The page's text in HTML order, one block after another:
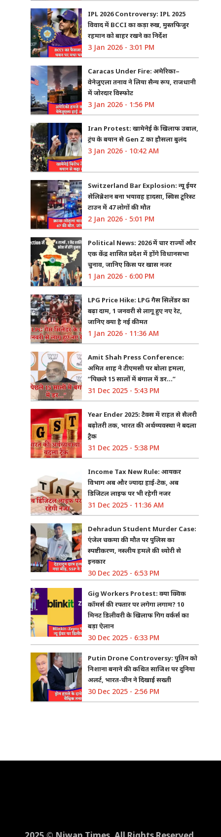
IPL 2026 Controversy: IPL 2025
विवाद में BCCI का कड़ा रुख, मुस्तफिजुर
रहमान को बाहर रखने का निर्देश
3 Jan 2026 - 3:01 PM
Caracas Under Fire: अमेरिका–
वेनेजुएला तनाव ने लिया सैन्य रूप, राजधानी
में जोरदार विस्फोट
3 Jan 2026 - 1:56 PM
Iran Protest: खामेनेई के खिलाफ उबाल,
ट्रंप के बयान से Gen Z का हौसला बुलंद
3 Jan 2026 - 10:42 AM
Switzerland Bar Explosion: न्यू ईयर
सेलिब्रेशन बना भयावह हादसा, स्विस टूरिस्ट
टाउन में 47 लोगों की मौत
2 Jan 2026 - 5:01 PM
Political News: 2026 में चार राज्यों और
एक केंद्र शासित प्रदेश में होंगे विधानसभा
चुनाव, जानिए किस पर खास नजर
1 Jan 2026 - 6:00 PM
LPG Price Hike: LPG गैस सिलेंडर का
बढ़ा दाम, 1 जनवरी से लागू हुए नए रेट,
जानिए क्या है नई कीमत
1 Jan 2026 - 11:36 AM
Amit Shah Press Conference:
अमित शाह ने टीएमसी पर बोला हमला,
“पिछले 15 सालों में बंगाल में डर…”
31 Dec 2025 - 5:43 PM
Year Ender 2025: टैक्स में राहत से सैलरी
बढ़ोतरी तक, भारत की अर्थव्यवस्था ने बदला
ट्रैक
31 Dec 2025 - 5:38 PM
Income Tax New Rule: आयकर
विभाग अब और ज्यादा हाई-टेक, अब
डिजिटल लाइफ पर भी रहेगी नजर
31 Dec 2025 - 11:36 AM
Dehradun Student Murder Case:
एंजेल चकमा की मौत पर पुलिस का
स्पष्टीकरण, नस्लीय हमले की थ्योरी से
इनकार
30 Dec 2025 - 6:53 PM
Gig Workers Protest: क्या क्विक
कॉमर्स की रफ्तार पर लगेगा लगाम? 10
मिनट डिलीवरी के खिलाफ गिग वर्कर्स का
बड़ा ऐलान
30 Dec 2025 - 6:33 PM
Putin Drone Controversy: पुतिन को
निशाना बनाने की कथित साजिश पर दुनिया
अलर्ट, भारत-चीन ने दिखाई सख्ती
30 Dec 2025 - 2:56 PM